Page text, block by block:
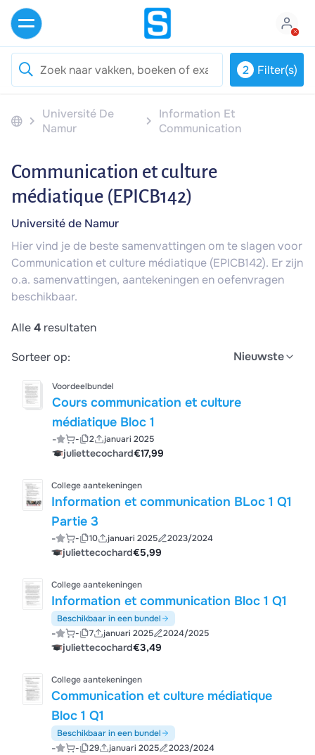
Université De
Namur
Information Et
Communication
2 Filter(s)
Communication et culture
médiatique (EPICB142)
Université de Namur
Hier vind je de beste samenvattingen om te slagen voor
Communication et culture médiatique (EPICB142). Er zijn
o.a. samenvattingen, aantekeningen en oefenvragen
beschikbaar.
Alle4 resultaten
Sorteer op:
Nieuwste
Voordeelbundel
Cours communication et culture
médiatique Bloc 1
- - 2 januari 2025
juliettecochard€17,99
College aantekeningen
Information et communication BLoc 1 Q1
Partie 3
- - 10 januari 2025 2023/2024
juliettecochard€5,99
College aantekeningen
Information et communication Bloc 1 Q1
Beschikbaar in een bundel
- - 7 januari 2025 2024/2025
juliettecochard€3,49
College aantekeningen
Communication et culture médiatique
Bloc 1 Q1
Beschikbaar in een bundel
- - 29 januari 2025 2023/2024